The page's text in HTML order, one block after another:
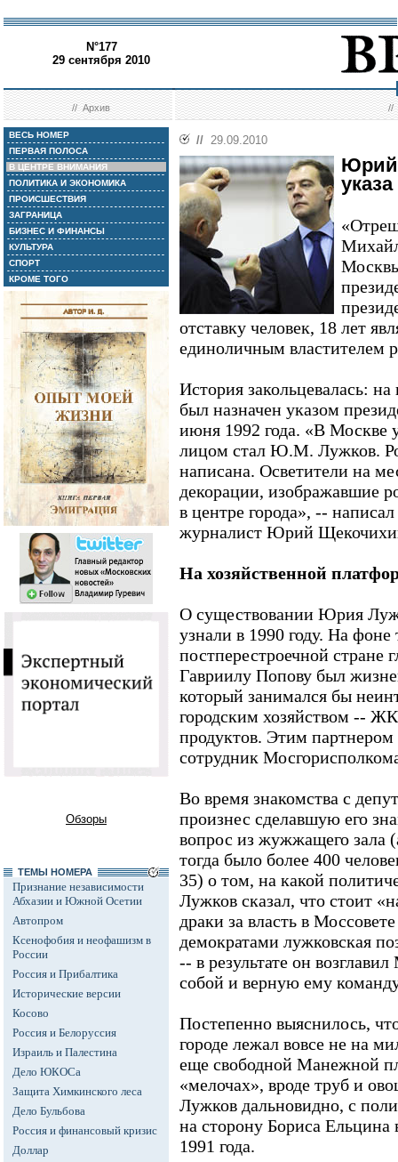
N°177
29 сентября 2010
//Архив //
ВЕСЬ НОМЕР
ПЕРВАЯ ПОЛОСА
В ЦЕНТРЕ ВНИМАНИЯ
ПОЛИТИКА И ЭКОНОМИКА
ПРОИСШЕСТВИЯ
ЗАГРАНИЦА
БИЗНЕС И ФИНАНСЫ
КУЛЬТУРА
СПОРТ
КРОМЕ ТОГО
Обзоры
ТЕМЫ НОМЕРА
Признание независимости
Абхазии и Южной Осетии
Автопром
Ксенофобия и неофашизм в
России
Россия и Прибалтика
Исторические версии
Косово
Россия и Белоруссия
Израиль и Палестина
Дело ЮКОСа
Защита Химкинского леса
Дело Бульбова
Россия и финансовый кризис
Доллар
// 29.09.2010
Юрий
указа
отставку человек, 18 лет
единоличным властителем
История закольцевалась:
был назначен указом
июня 1992 года. «В Москве
лицом стал Ю.М. Лужков.
написана. Осветители на
декорации, изображавшие
в центре города», --
журналист Юрий
На хозяйственной
О существовании Юрия
узнали в 1990 году. На фоне
постперестроечной стране
Гавриилу Попову был
который занимался бы
городским хозяйством --
продуктов. Этим партнером
сотрудник
Во время знакомства с
произнес сделавшую его
вопрос из жужжащего зала
тогда было более 400
35) о том, на какой
Лужков сказал, что стоит
драки за власть в
демократами лужковская
-- в результате он
собой и верную ему
Постепенно выяснилось,
городе лежал вовсе не на
еще свободной Манежной
«мелочах», вроде труб и
Лужков дальновидно, с
на сторону Бориса Ельцина
1991 года.